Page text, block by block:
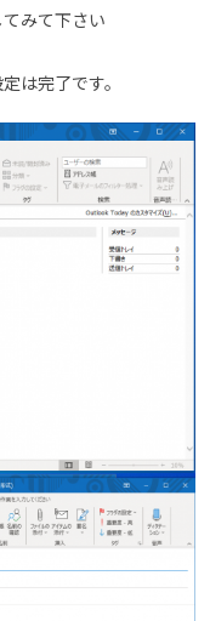
みて下さい
は完了です。